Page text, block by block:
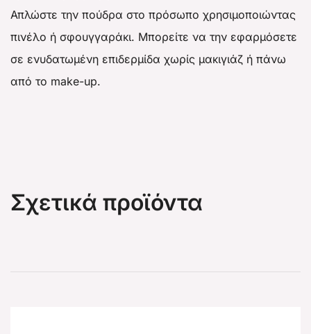
Απλώστε την πούδρα στο πρόσωπο χρησιμοποιώντας
πινέλο ή σφουγγαράκι. Μπορείτε να την εφαρμόσετε
σε ενυδατωμένη επιδερμίδα χωρίς μακιγιάζ ή πάνω
από το make-up.
Σχετικά προϊόντα